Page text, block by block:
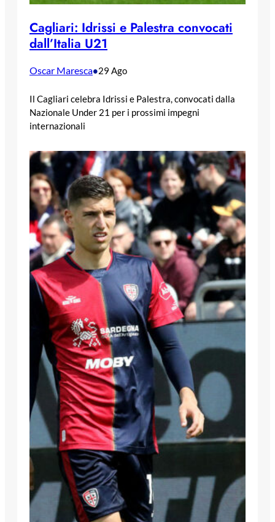
Cagliari: Idrissi e Palestra convocati
dall’Italia U21
Oscar Maresca•29 Ago
Il Cagliari celebra Idrissi e Palestra, convocati dalla
Nazionale Under 21 per i prossimi impegni
internazionali